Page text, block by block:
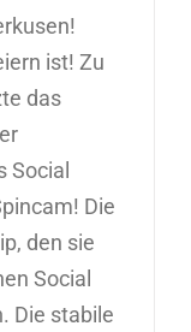
ist! Zu
das
Social
Die
den sie
Social
Die stabile